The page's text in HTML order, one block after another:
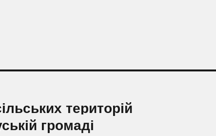
територій
громаді